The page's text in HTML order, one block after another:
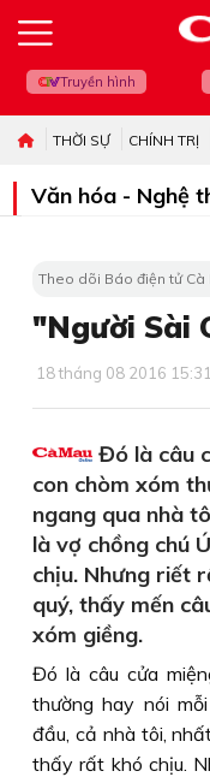
Truyền hình
THỜI SỰ CHÍNH TRỊ
Văn hóa - Nghệ
Theo dõi Báo điện tử Cà
"Người Sài
18 tháng 08 2016 15:31
Đó là câu
con chòm xóm
ngang qua nhà
là vợ chồng chú
chịu. Nhưng riết
quý, thấy mến
xóm giềng.
Đó là câu cửa
thường hay nói
đầu, cả nhà tôi,
thấy rất khó chịu.